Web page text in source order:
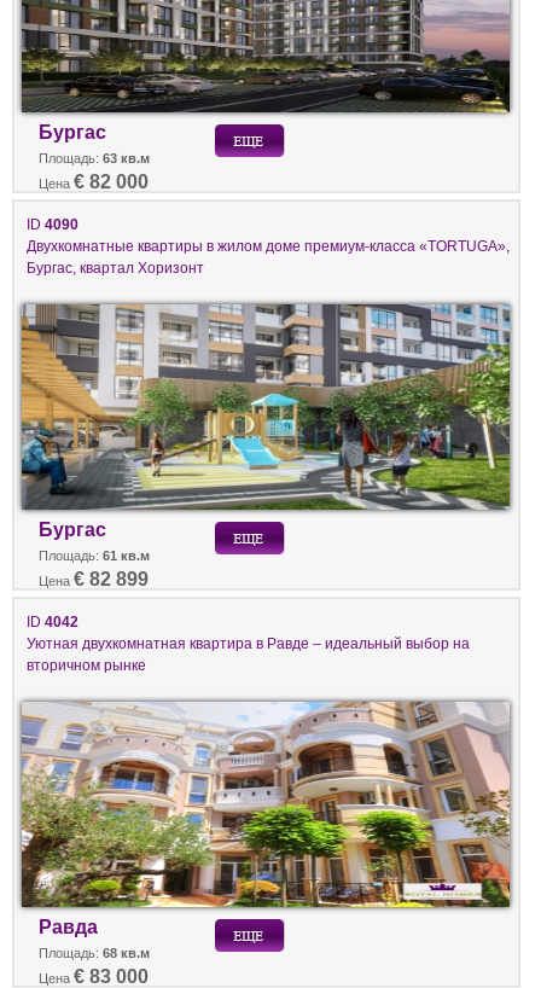
Бургас
Площадь: 63 кв.м
Цена € 82 000
ID 4090
Двухкомнатные квартиры в жилом доме премиум-класса «TORTUGA»,
Бургас, квартал Хоризонт
Бургас
Площадь: 61 кв.м
Цена € 82 899
ID 4042
Уютная двухкомнатная квартира в Равде – идеальный выбор на
вторичном рынке
Равда
Площадь: 68 кв.м
Цена € 83 000